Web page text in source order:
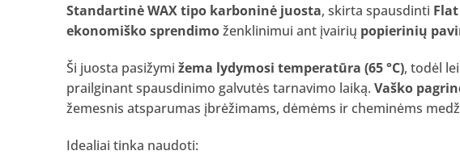
Standartinė WAX tipo karboninė juosta, skirta spausdinti
ekonomiško sprendimoženklinimui ant įvairių popierinių
Ši juosta pasižymi žema lydymosi temperatūra (65 °C), todėl
prailginant spausdinimo galvutės tarnavimo laiką. Vaško
žemesnis atsparumas įbrėžimams, dėmėms ir cheminėms
Idealiai tinka naudoti: